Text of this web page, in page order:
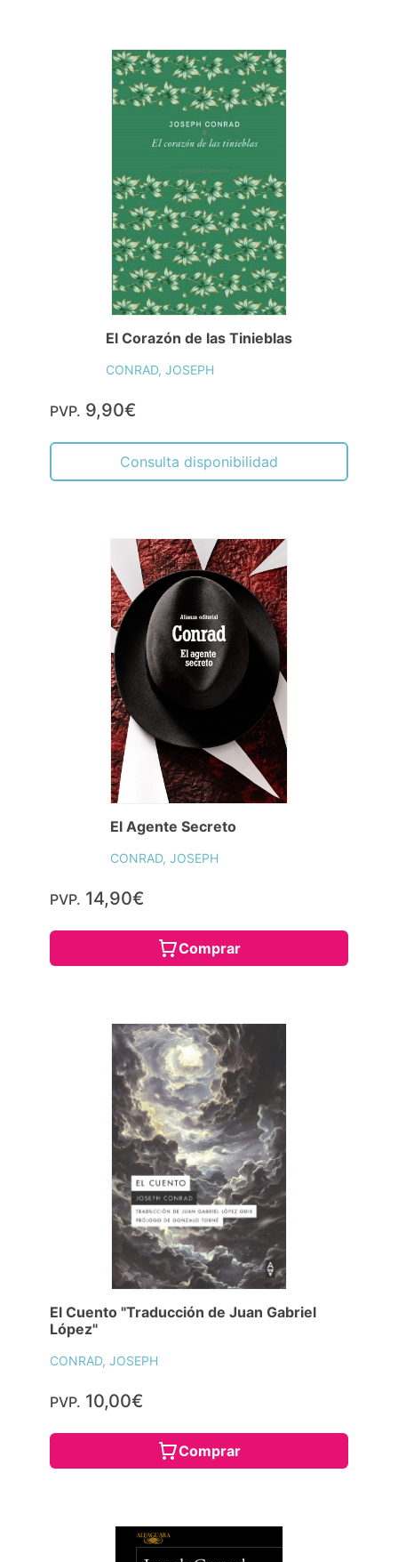
El Corazón de las Tinieblas
CONRAD, JOSEPH
PVP. 9,90€
Consulta disponibilidad
El Agente Secreto
CONRAD, JOSEPH
PVP. 14,90€
Comprar
El Cuento "Traducción de Juan Gabriel
López"
CONRAD, JOSEPH
PVP. 10,00€
Comprar